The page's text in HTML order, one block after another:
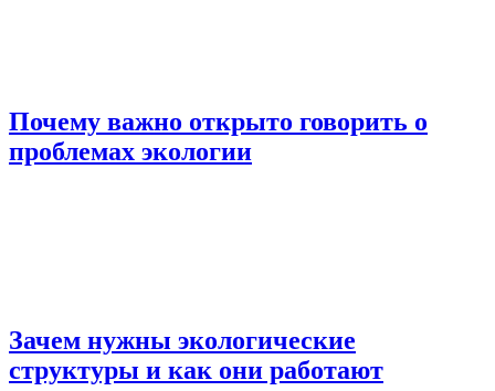
Почему важно открыто говорить о
проблемах экологии
Зачем нужны экологические
структуры и как они работают